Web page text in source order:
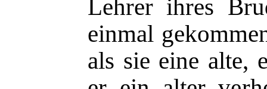
Lehrer ihres
einmal
als sie eine alte,